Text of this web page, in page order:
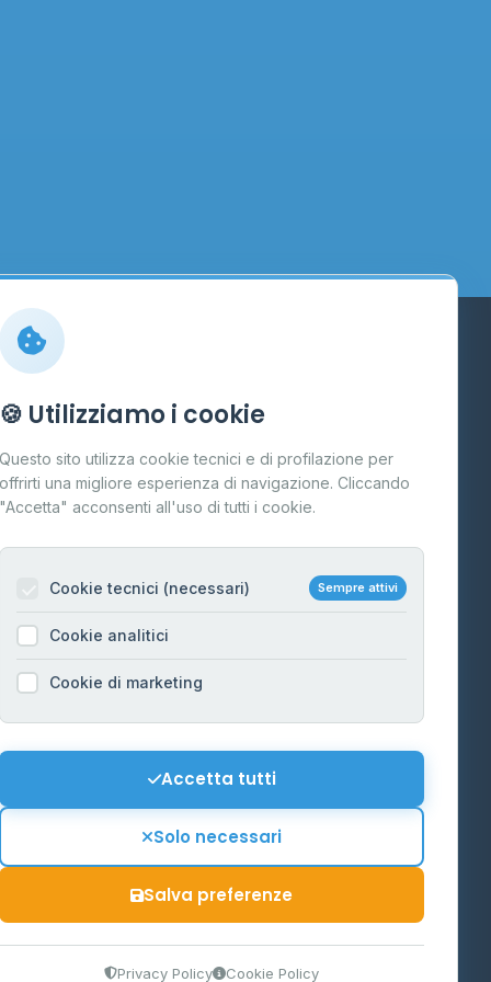
Alto
Contatti
Per gestori
Informazioni legali
Privacy Policy
Cookie Policy
Mappa del sito
Contattaci
🍪 Utilizziamo i cookie
Questo sito utilizza cookie tecnici e di profilazione per
offrirti una migliore esperienza di navigazione. Cliccando
"Accetta" acconsenti all'uso di tutti i cookie.
Cookie tecnici (necessari) Sempre attivi
Cookie analitici
Cookie di marketing
Accetta tutti
Solo necessari
Salva preferenze
Privacy Policy Cookie Policy